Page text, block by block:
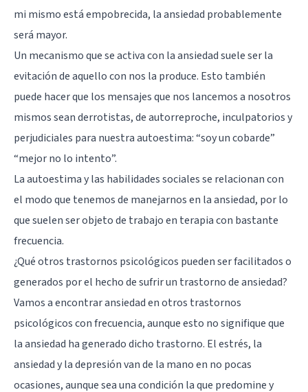
mi mismo está empobrecida, la ansiedad probablemente
será mayor.
Un mecanismo que se activa con la ansiedad suele ser la
evitación de aquello con nos la produce. Esto también
puede hacer que los mensajes que nos lancemos a nosotros
mismos sean derrotistas, de autorreproche, inculpatorios y
perjudiciales para nuestra autoestima: “soy un cobarde”
“mejor no lo intento”.
La autoestima y las habilidades sociales se relacionan con
el modo que tenemos de manejarnos en la ansiedad, por lo
que suelen ser objeto de trabajo en terapia con bastante
frecuencia.
¿Qué otros trastornos psicológicos pueden ser facilitados o
generados por el hecho de sufrir un trastorno de ansiedad?
Vamos a encontrar ansiedad en otros trastornos
psicológicos con frecuencia, aunque esto no signifique que
la ansiedad ha generado dicho trastorno. El estrés, la
ansiedad y la depresión van de la mano en no pocas
ocasiones, aunque sea una condición la que predomine y